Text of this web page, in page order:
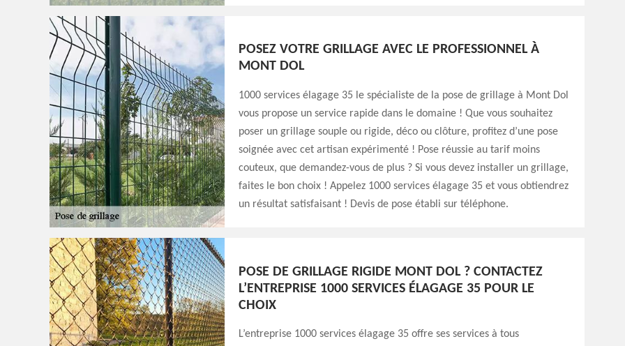
POSEZ VOTRE GRILLAGE AVEC LE PROFESSIONNEL À
MONT DOL
1000 services élagage 35 le spécialiste de la pose de grillage à Mont Dol
vous propose un service rapide dans le domaine ! Que vous souhaitez
poser un grillage souple ou rigide, déco ou clôture, profitez d’une pose
soignée avec cet artisan expérimenté ! Pose réussie au tarif moins
couteux, que demandez-vous de plus ? Si vous devez installer un grillage,
faites le bon choix ! Appelez 1000 services élagage 35 et vous obtiendrez
un résultat satisfaisant ! Devis de pose établi sur téléphone.
POSE DE GRILLAGE RIGIDE MONT DOL ? CONTACTEZ
L’ENTREPRISE 1000 SERVICES ÉLAGAGE 35 POUR LE
CHOIX
L’entreprise 1000 services élagage 35 offre ses services à tous